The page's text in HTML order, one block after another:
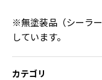
※無塗装品（シーラ
しています。
カテゴリ